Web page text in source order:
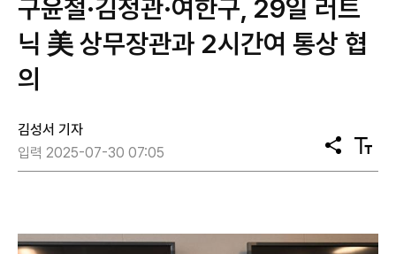
구윤철·김정관·여한구, 29일 러트
닉 美 상무장관과 2시간여 통상 협
의
김성서 기자
입력 2025-07-30 07:05
공
유
텍
스